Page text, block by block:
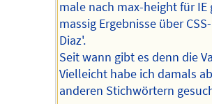
male nach max-height für
massig Ergebnisse über
Diaz'.
Seit wann gibt es denn die
Vielleicht habe ich damals
anderen Stichwörtern